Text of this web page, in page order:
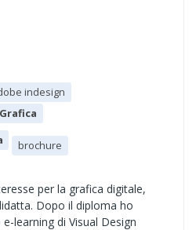
indesign
Grafica
brochure
per la grafica digitale,
Dopo il diploma ho
learning di Visual Design